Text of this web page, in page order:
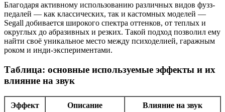
Благодаря активному использованию различных видов фузз-
педалей — как классических, так и кастомных моделей —
Segall добивается широкого спектра оттенков, от теплых и
округлых до абразивных и резких. Такой подход позволил ему
найти своё уникальное место между психоделией, гаражным
роком и инди-экспериментами.
Таблица: основные используемые эффекты и их
влияние на звук
Эффект Описание Влияние на звук